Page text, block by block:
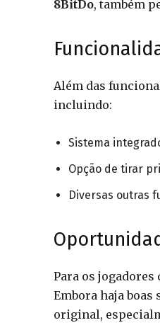
8BitDo, também
Além das
incluindo:
Sistema
Opção de tirar
Diversas outras
Para os
Embora haja
original,